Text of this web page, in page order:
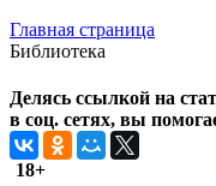
Главная страница
Библиотека
Делясь ссылкой на
в соц. сетях, вы
18+